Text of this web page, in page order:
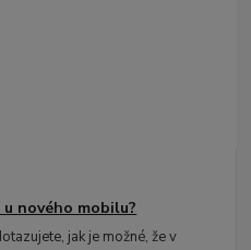
nového mobilu?
jak je možné, že v